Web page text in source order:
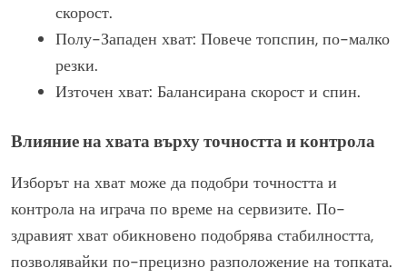
скорост.
Полу-Западен хват: Повече топспин, по-малко
резки.
Източен хват: Балансирана скорост и спин.
Влияние на хвата върху точността и контрола
Изборът на хват може да подобри точността и
контрола на играча по време на сервизите. По-
здравият хват обикновено подобрява стабилността,
позволявайки по-прецизно разположение на топката.